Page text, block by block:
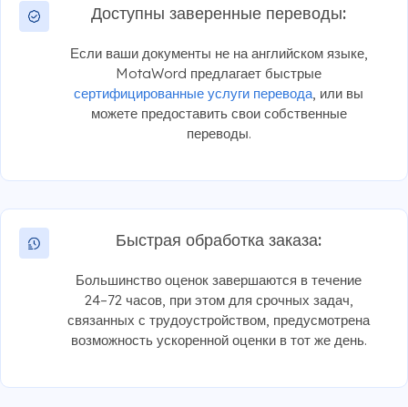
Доступны заверенные переводы:
Если ваши документы не на английском языке,
MotaWord предлагает быстрые
сертифицированные услуги перевода, или вы
можете предоставить свои собственные
переводы.
Быстрая обработка заказа:
Большинство оценок завершаются в течение
24–72 часов, при этом для срочных задач,
связанных с трудоустройством, предусмотрена
возможность ускоренной оценки в тот же день.